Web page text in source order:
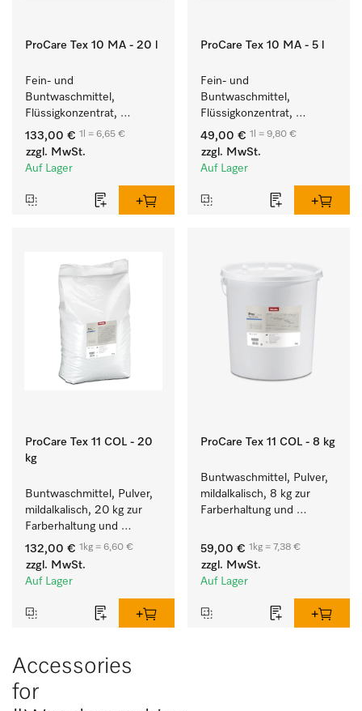
ProCare Tex 10 MA - 20 l
Fein- und
Buntwaschmittel,
Flüssigkonzentrat,
mildalkalisch, 20 l zur
Reinigung von
Buntwäsche und
133,00 € 1l = 6,65 €
zzgl. MwSt.
Auf Lager
ProCare Tex 10 MA - 5 l
Fein- und
Buntwaschmittel,
Flüssigkonzentrat,
mildalkalisch, 5 l zur
Reinigung von
Buntwäsche und
49,00 € 1l = 9,80 €
zzgl. MwSt.
Auf Lager
ProCare Tex 11 COL - 20
kg
Buntwaschmittel, Pulver,
mildalkalisch, 20 kg zur
Farberhaltung und
Reinigung von
Buntwäsche.
132,00 € 1kg = 6,60 €
zzgl. MwSt.
Auf Lager
ProCare Tex 11 COL - 8 kg
Buntwaschmittel, Pulver,
mildalkalisch, 8 kg zur
Farberhaltung und
Buntwäsche.
59,00 € 1kg = 7,38 €
zzgl. MwSt.
Auf Lager
Accessories
for